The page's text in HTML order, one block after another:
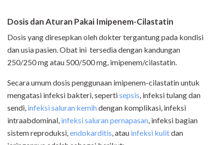
Dosis dan Aturan Pakai Imipenem-Cilastatin
Dosis yang diresepkan oleh dokter tergantung pada kondisi
dan usia pasien. Obat ini tersedia dengan kandungan
250/250 mg atau 500/500 mg, imipenem/cilastatin.
Secara umum dosis penggunaan imipenem-cilastatin untuk
mengatasi infeksi bakteri, sepertisepsis, infeksi tulang dan
sendi, infeksi saluran kemihdengan komplikasi, infeksi
intraabdominal, infeksi saluran pernapasan, infeksi bagian
sistem reproduksi,endokarditis, atau infeksi kulitdan